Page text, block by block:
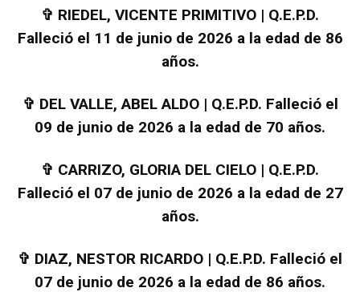
✞ RIEDEL, VICENTE PRIMITIVO | Q.E.P.D.
Falleció el 11 de junio de 2026 a la edad de 86
años.
✞ DEL VALLE, ABEL ALDO | Q.E.P.D. Falleció el
09 de junio de 2026 a la edad de 70 años.
✞ CARRIZO, GLORIA DEL CIELO | Q.E.P.D.
Falleció el 07 de junio de 2026 a la edad de 27
años.
✞ DIAZ, NESTOR RICARDO | Q.E.P.D. Falleció el
07 de junio de 2026 a la edad de 86 años.